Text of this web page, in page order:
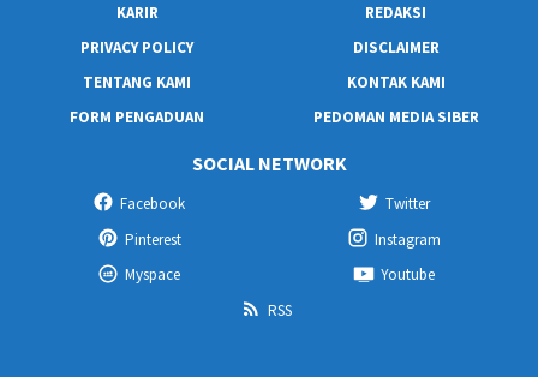
KARIR
REDAKSI
PRIVACY POLICY
DISCLAIMER
TENTANG KAMI
KONTAK KAMI
FORM PENGADUAN
PEDOMAN MEDIA SIBER
SOCIAL NETWORK
Facebook
Twitter
Pinterest
Instagram
Myspace
Youtube
RSS